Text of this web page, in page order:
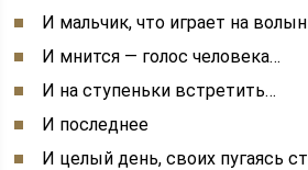
И мальчик, что играет на
И мнится — голос человека…
И на ступеньки встретить…
И последнее
И целый день, своих пугаясь